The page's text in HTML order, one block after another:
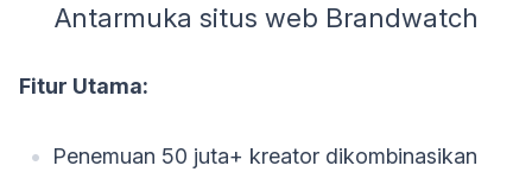
Antarmuka situs web Brandwatch
Fitur Utama:
Penemuan 50 juta+ kreator dikombinasikan